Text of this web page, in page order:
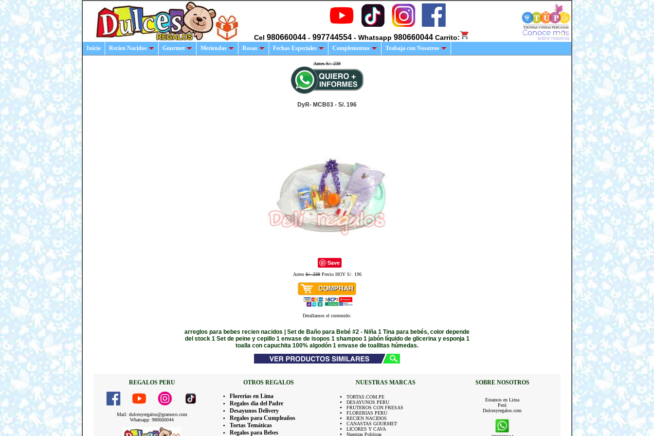
Cel 980660044 - 997744554 - Whatsapp 980660044 Carrito:
Inicio Recien Nacidos Gourmet Meriendas Rosas Fechas Especiales Complementos Trabaja con Nosotros
Antes S/. 239
DyR- MCB03 - S/. 196
Save
AntesS/. 239Precio HOY S/. 196
Detallamos el contenido:
arreglos para bebes recien nacidos | Set de Baño para Bebé #2 - Niña 1 Tina para bebés, color depende
del stock 1 Set de peine y cepillo 1 envase de isopos 1 shampoo 1 jabón líquido de glicerina y esponja 1
toalla con capuchita 100% algodón 1 envase de toallitas húmedas.
REGALOS PERU OTROS REGALOS NUESTRAS MARCAS SOBRE NOSOTROS
Mail: dulcesyregalos@grameco.com
Whatsapp: 980660044
Florerias en Lima
Regalos dia del Padre
Desayunos Delivery
Regalos para Cumpleaños
Tortas Temáticas
Regalos para Bebes
TORTAS.COM.PE
DESAYUNOS PERU
FRUTEROS CON FRESAS
FLORERIAS PERU
RECIEN NACIDOS
CANASTAS GOURMET
LICORES Y CAVA
Nuestras Politicas
Estamos en Lima
Perú
Dulcesyregalos.com